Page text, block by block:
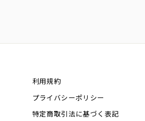
利用規約
プライバシーポリシー
特定商取引法に基づく表記